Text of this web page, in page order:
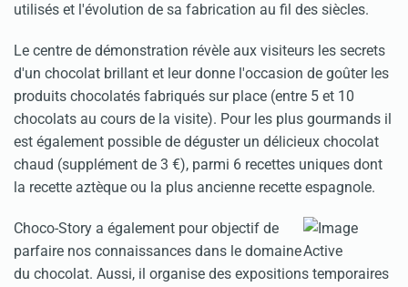
utilisés et l'évolution de sa fabrication au fil des siècles.
Le centre de démonstration révèle aux visiteurs les secrets
d'un chocolat brillant et leur donne l'occasion de goûter les
produits chocolatés fabriqués sur place (entre 5 et 10
chocolats au cours de la visite). Pour les plus gourmands il
est également possible de déguster un délicieux chocolat
chaud (supplément de 3 €), parmi 6 recettes uniques dont
la recette aztèque ou la plus ancienne recette espagnole.
Choco-Story a également pour objectif de
parfaire nos connaissances dans le domaine
du chocolat. Aussi, il organise des expositions temporaires